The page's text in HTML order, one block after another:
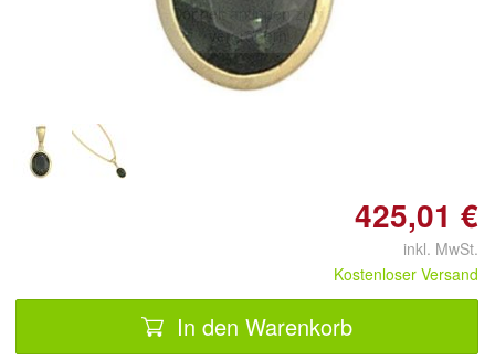
Doppelt antippen zum
vergrößern
425,01 €
inkl. MwSt.
Kostenloser Versand
In den Warenkorb